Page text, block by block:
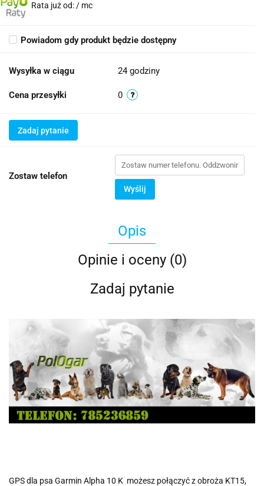
Rata już od: / mc
Powiadom gdy produkt będzie dostępny
Wysyłka w ciągu 24 godziny
Cena przesyłki 0
Zadaj pytanie
Zostaw telefon
Wyślij
Opis
Opinie i oceny (0)
Zadaj pytanie
GPS dla psa Garmin Alpha 10 K możesz połączyć z obroża KT15,